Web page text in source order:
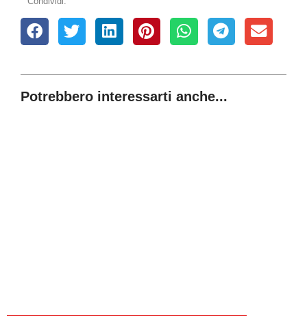
Potrebbero interessarti anche...